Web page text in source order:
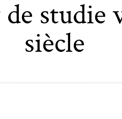
studie
siècle